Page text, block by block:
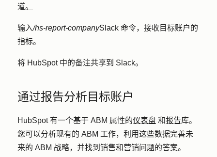
道。
输入/hs-report-companySlack 命令，接收目标账户的
指标。
将 HubSpot 中的备注共享到 Slack。
通过报告分析目标账户
HubSpot 有一个基于 ABM 属性的仪表盘 和报告库。
您可以分析现有的 ABM 工作，利用这些数据完善未
来的 ABM 战略，并找到销售和营销问题的答案。